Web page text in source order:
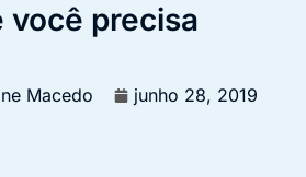
você precisa
Macedo junho 28, 2019